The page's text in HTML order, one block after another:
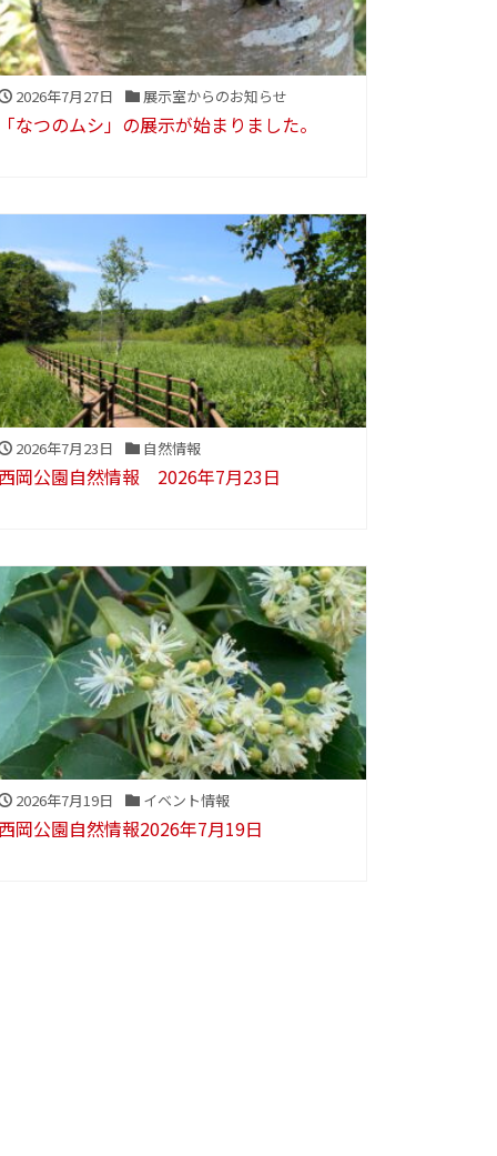
2026年7月27日 展示室からのお知らせ
「なつのムシ」の展示が始まりました。
2026年7月23日 自然情報
西岡公園自然情報 2026年7月23日
2026年7月19日 イベント情報
西岡公園自然情報2026年7月19日